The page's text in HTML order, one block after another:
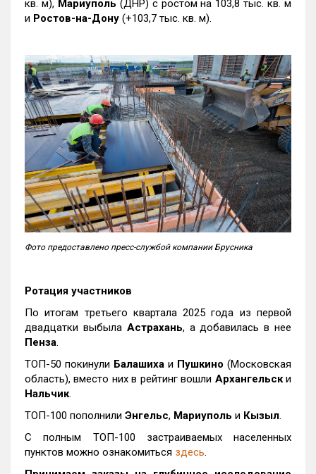
кв. м), Мариуполь (ДНР) с ростом на 103,8 тыс. кв. м
и Ростов-на-Дону (+103,7 тыс. кв. м).
Фото предоставлено пресс-службой компании Брусника
Ротация участников
По итогам третьего квартала 2025 года из первой
двадцатки выбыла Астрахань, а добавилась в нее
Пенза.
ТОП-50 покинули Балашиха и Пушкино (Московская
область), вместо них в рейтинг вошли Архангельски
Нальчик.
ТОП-100 пополнили Энгельс, Мариуполь и Кызыл.
С полным ТОП-100 застраиваемых населенных
пунктов можно ознакомиться здесь.